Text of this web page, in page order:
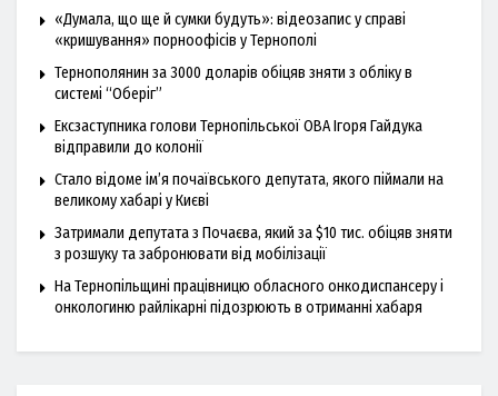
«Думала, що ще й сумки будуть»: відеозапис у справі
«кришування» порноофісів у Тернополі
Тернополянин за 3000 доларів обіцяв зняти з обліку в
системі “Оберіг”
Ексзаступника голови Тернопільської ОВА Ігоря Гайдука
відправили до колонії
Стало відоме ім’я почаївського депутата, якого піймали на
великому хабарі у Києві
Затримали депутата з Почаєва, який за $10 тис. обіцяв зняти
з розшуку та забронювати від мобілізації
На Тернопільщині працівницю обласного онкодиспансеру і
онкологиню райлікарні підозрюють в отриманні хабаря